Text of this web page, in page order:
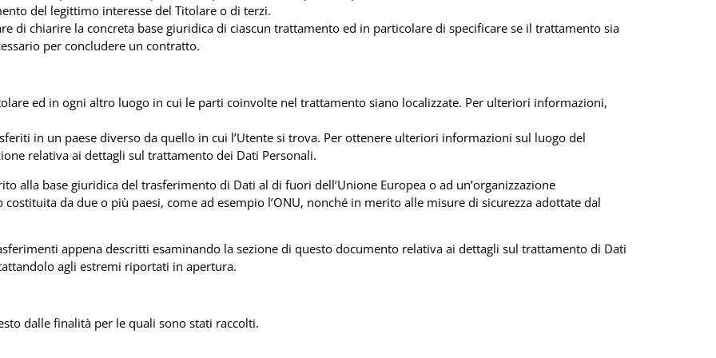
del legittimo interesse del Titolare o di terzi.
di chiarire la concreta base giuridica di ciascun trattamento ed in particolare di specificare se il trattamento sia
per concludere un contratto.
ed in ogni altro luogo in cui le parti coinvolte nel trattamento siano localizzate. Per ulteriori informazioni,
in un paese diverso da quello in cui l’Utente si trova. Per ottenere ulteriori informazioni sul luogo del
relativa ai dettagli sul trattamento dei Dati Personali.
alla base giuridica del trasferimento di Dati al di fuori dell’Unione Europea o ad un’organizzazione
da due o più paesi, come ad esempio l’ONU, nonché in merito alle misure di sicurezza adottate dal
appena descritti esaminando la sezione di questo documento relativa ai dettagli sul trattamento di Dati
agli estremi riportati in apertura.
dalle finalità per le quali sono stati raccolti.